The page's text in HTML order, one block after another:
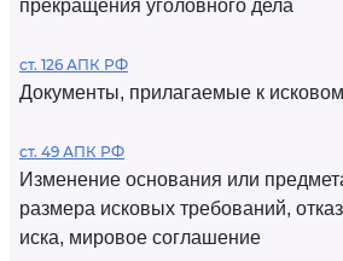
прекращения уголовного дела
ст. 126 АПК РФ
Документы, прилагаемые к
ст. 49 АПК РФ
Изменение основания или
размера исковых требований,
иска, мировое соглашение